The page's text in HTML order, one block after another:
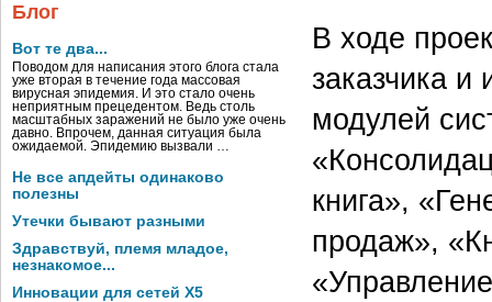
Блог
Вот те два...
Поводом для написания этого блога стала
уже вторая в течение года массовая
вирусная эпидемия. И это стало очень
неприятным прецедентом. Ведь столь
масштабных заражений не было уже очень
давно. Впрочем, данная ситуация была
ожидаемой. Эпидемию вызвали …
Не все апдейты одинаково
полезны
Утечки бывают разными
Здравствуй, племя младое,
незнакомое...
Инновации для сетей X5
В ходе
заказчика и
модулей
книга»,
продаж»,